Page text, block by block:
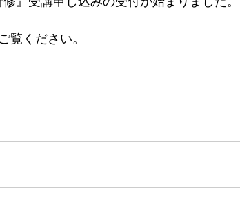
覧ください。